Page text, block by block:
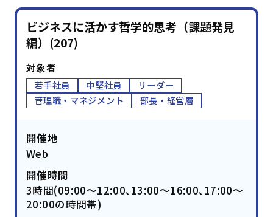
ビジネスに活かす哲学的思考（課題発見
編）(207)
対象者
若手社員 中堅社員
リーダー
管理職・マネジメント
部長・経営層
開催地
Web
開催時間
3時間(09:00～12:00､13:00～16:00､17:00～
20:00の時間帯)